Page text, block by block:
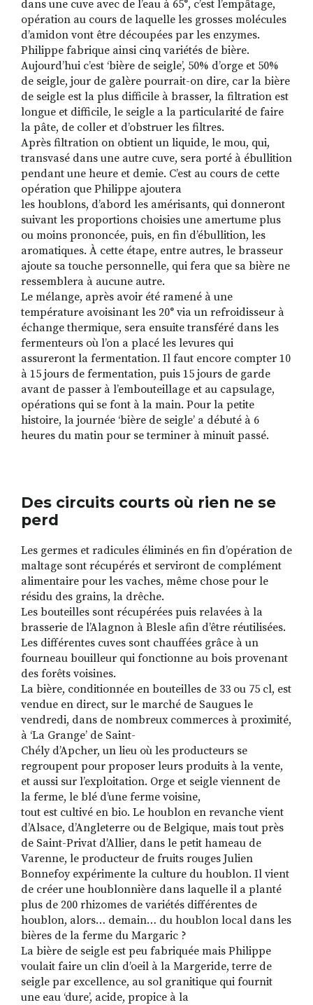
dans une cuve avec de l’eau à 65°, c’est l’empâtage,
opération au cours de laquelle les grosses molécules
d’amidon vont être découpées par les enzymes.
Philippe fabrique ainsi cinq variétés de bière.
Aujourd’hui c’est ‘bière de seigle’, 50% d’orge et 50%
de seigle, jour de galère pourrait-on dire, car la bière
de seigle est la plus difficile à brasser, la filtration est
longue et difficile, le seigle a la particularité de faire
la pâte, de coller et d’obstruer les filtres.
Après filtration on obtient un liquide, le mou, qui,
transvasé dans une autre cuve, sera porté à ébullition
pendant une heure et demie. C’est au cours de cette
opération que Philippe ajoutera
les houblons, d’abord les amérisants, qui donneront
suivant les proportions choisies une amertume plus
ou moins prononcée, puis, en fin d’ébullition, les
aromatiques. À cette étape, entre autres, le brasseur
ajoute sa touche personnelle, qui fera que sa bière ne
ressemblera à aucune autre.
Le mélange, après avoir été ramené à une
température avoisinant les 20° via un refroidisseur à
échange thermique, sera ensuite transféré dans les
fermenteurs où l’on a placé les levures qui
assureront la fermentation. Il faut encore compter 10
à 15 jours de fermentation, puis 15 jours de garde
avant de passer à l’embouteillage et au capsulage,
opérations qui se font à la main. Pour la petite
histoire, la journée ‘bière de seigle’ a débuté à 6
heures du matin pour se terminer à minuit passé.
Des circuits courts où rien ne se
perd
Les germes et radicules éliminés en fin d’opération de
maltage sont récupérés et serviront de complément
alimentaire pour les vaches, même chose pour le
résidu des grains, la drêche.
Les bouteilles sont récupérées puis relavées à la
brasserie de l’Alagnon à Blesle afin d’être réutilisées.
Les différentes cuves sont chauffées grâce à un
fourneau bouilleur qui fonctionne au bois provenant
des forêts voisines.
La bière, conditionnée en bouteilles de 33 ou 75 cl, est
vendue en direct, sur le marché de Saugues le
vendredi, dans de nombreux commerces à proximité,
à ‘La Grange’ de Saint-
Chély d’Apcher, un lieu où les producteurs se
regroupent pour proposer leurs produits à la vente,
et aussi sur l’exploitation. Orge et seigle viennent de
la ferme, le blé d’une ferme voisine,
tout est cultivé en bio. Le houblon en revanche vient
d’Alsace, d’Angleterre ou de Belgique, mais tout près
de Saint-Privat d’Allier, dans le petit hameau de
Varenne, le producteur de fruits rouges Julien
Bonnefoy expérimente la culture du houblon. Il vient
de créer une houblonnière dans laquelle il a planté
plus de 200 rhizomes de variétés différentes de
houblon, alors… demain… du houblon local dans les
bières de la ferme du Margaric ?
La bière de seigle est peu fabriquée mais Philippe
voulait faire un clin d’oeil à la Margeride, terre de
seigle par excellence, au sol granitique qui fournit
une eau ‘dure’, acide, propice à la